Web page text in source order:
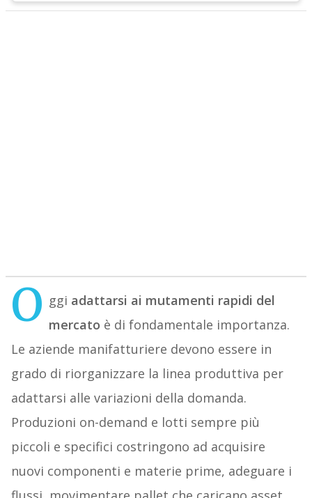
O ggi adattarsi ai mutamenti rapidi del
mercato è di fondamentale importanza.
Le aziende manifatturiere devono essere in
grado di riorganizzare la linea produttiva per
adattarsi alle variazioni della domanda.
Produzioni on-demand e lotti sempre più
piccoli e specifici costringono ad acquisire
nuovi componenti e materie prime, adeguare i